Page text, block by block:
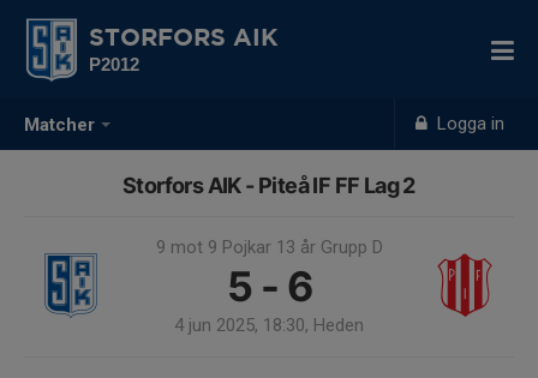
Matcher Logga in
STORFORS AIK
P2012
Storfors AIK - Piteå IF FF Lag 2
9 mot 9 Pojkar 13 år Grupp D
5 - 6
4 jun 2025, 18:30, Heden